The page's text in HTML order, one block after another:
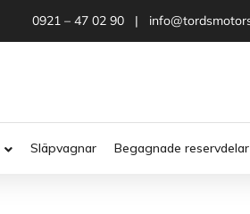
0921 – 47 02 90 |
Släpvagnar Begagnade reservdelar